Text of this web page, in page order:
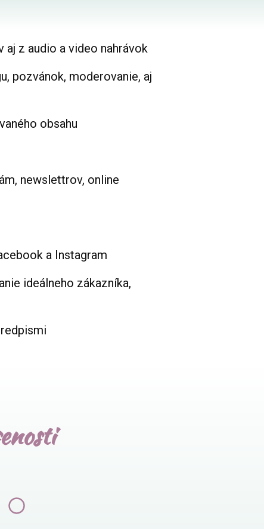
z audio a video nahrávok
pozvánok, moderovanie, aj
obsahu
newslettrov, online
a Instagram
ideálneho zákazníka,